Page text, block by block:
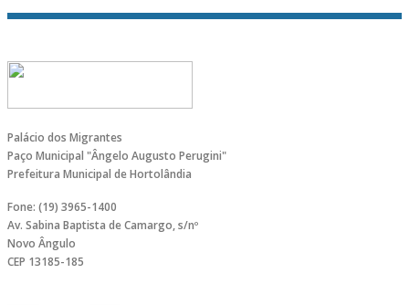
Palácio dos Migrantes
Paço Municipal "Ângelo Augusto Perugini"
Prefeitura Municipal de Hortolândia
Fone: (19) 3965-1400
Av. Sabina Baptista de Camargo, s/nº
Novo Ângulo
CEP 13185-185